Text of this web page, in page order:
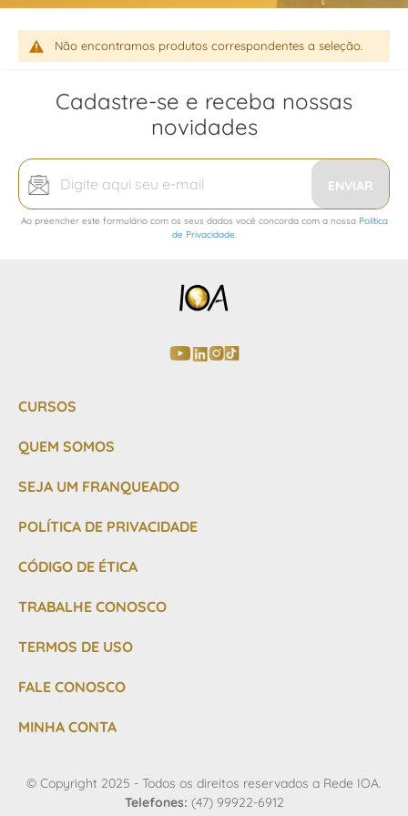
Não encontramos produtos correspondentes a seleção.
Cadastre-se e receba nossas
novidades
Inscreva-
se
na
nossa
Ao preencher este formulário com os seus dados você concorda com a nossa Política
de Privacidade.
ENVIAR
CURSOS
QUEM SOMOS
SEJA UM FRANQUEADO
POLÍTICA DE PRIVACIDADE
CÓDIGO DE ÉTICA
TRABALHE CONOSCO
TERMOS DE USO
FALE CONOSCO
MINHA CONTA
© Copyright 2025 - Todos os direitos reservados a Rede IOA.
Telefones: (47) 99922-6912